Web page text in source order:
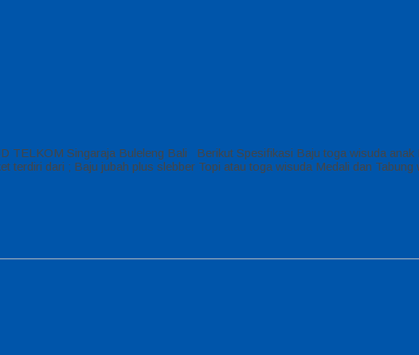
TELKOM Singaraja Buleleng Bali Berikut Spesifikasi Baju toga wisuda
terdiri dari ; Baju jubah plus slebber Topi atau toga wisuda Medali dan